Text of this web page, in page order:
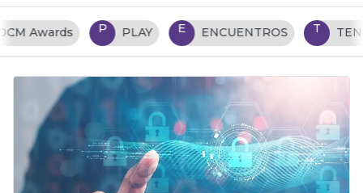
P PLAY E ENCUENTROS T TENDENCIAS TI